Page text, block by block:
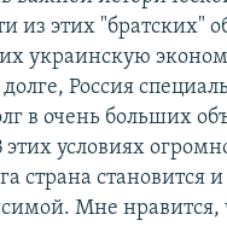
из этих "братских"
украинскую
Россия
в очень больших
условиях
страна становится и
Мне нравится,